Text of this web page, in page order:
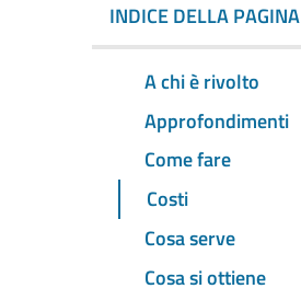
INDICE DELLA PAGINA
A chi è rivolto
Approfondimenti
Come fare
Costi
Cosa serve
Cosa si ottiene